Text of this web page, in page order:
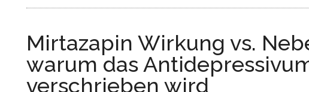
Mirtazapin Wirkung vs.
warum das
verschrieben wird